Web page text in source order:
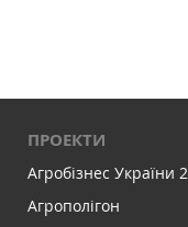
ПРОЕКТИ
Агробізнес України
Агрополігон